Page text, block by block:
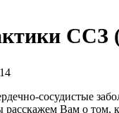
ССЗ
сосудистые
Вам о том,